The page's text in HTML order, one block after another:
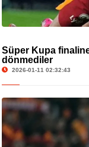
Süper Kupa
dönmediler
2026-01-11 02:32:43